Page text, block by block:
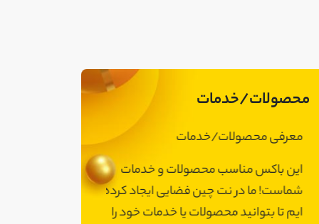
محصولات/خدمات
معرفی محصولات/خدمات
این باکس مناسب محصولات و خدمات
شماست! ما در نت چین فضایی ایجاد کرده
ایم تا بتوانید محصولات یا خدمات خود را
شماست! ما در